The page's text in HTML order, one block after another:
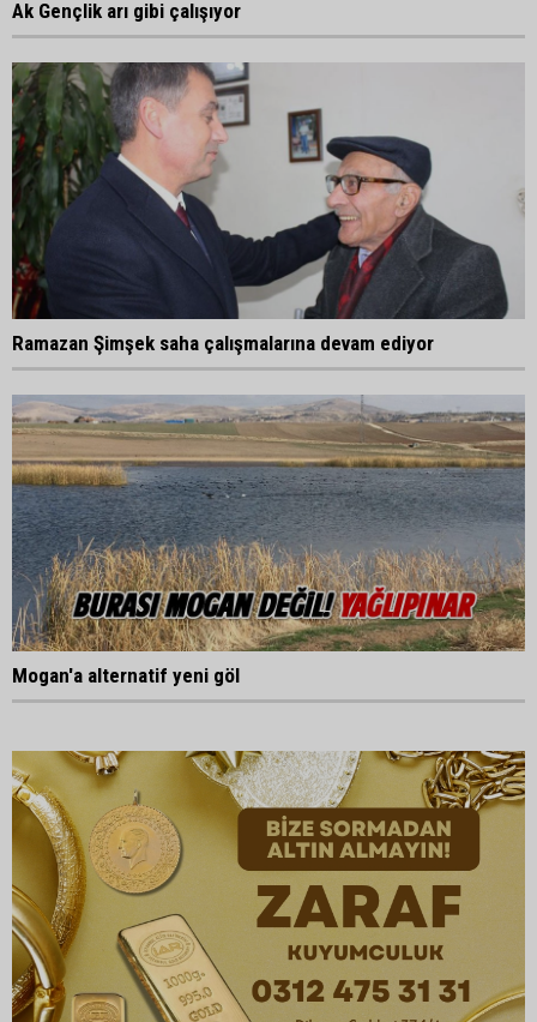
Ak Gençlik arı gibi çalışıyor
Ramazan Şimşek saha çalışmalarına devam ediyor
Mogan'a alternatif yeni göl